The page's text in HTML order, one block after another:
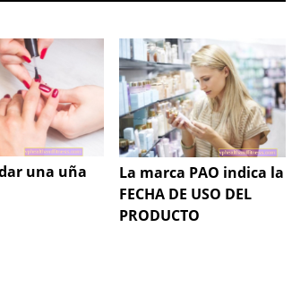
una uña
La marca PAO indica la
FECHA DE USO DEL
PRODUCTO